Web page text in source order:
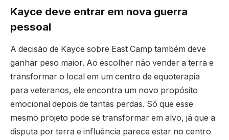
Kayce deve entrar em nova guerra
pessoal
A decisão de Kayce sobre East Camp também deve
ganhar peso maior. Ao escolher não vender a terra e
transformar o local em um centro de equoterapia
para veteranos, ele encontra um novo propósito
emocional depois de tantas perdas. Só que esse
mesmo projeto pode se transformar em alvo, já que a
disputa por terra e influência parece estar no centro